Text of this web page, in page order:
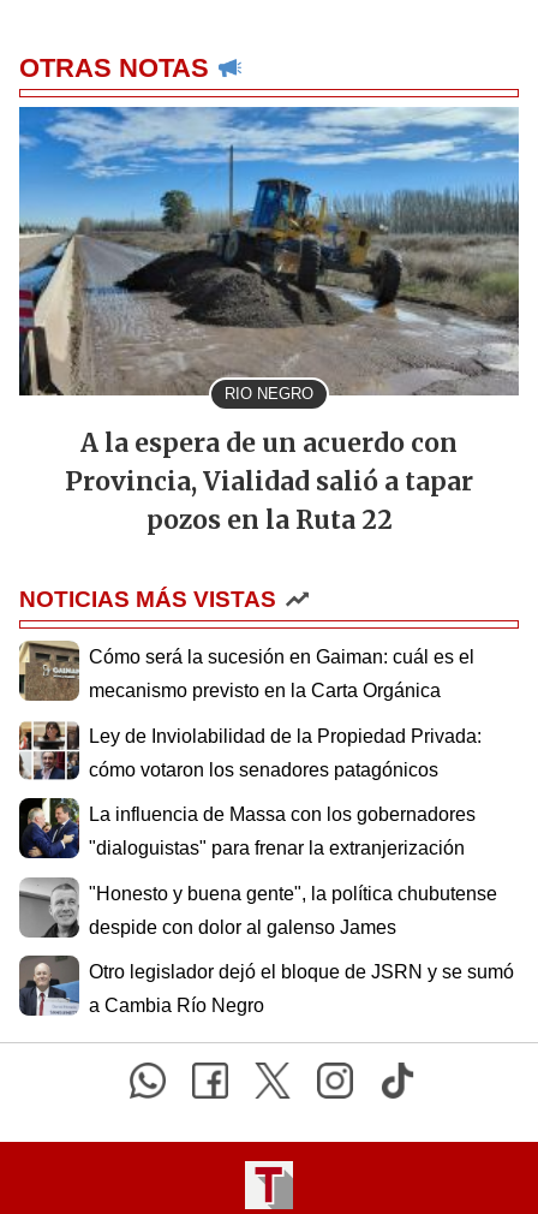
OTRAS NOTAS
RIO NEGRO
A la espera de un acuerdo con
Provincia, Vialidad salió a tapar
pozos en la Ruta 22
NOTICIAS MÁS VISTAS
Cómo será la sucesión en Gaiman: cuál es el
mecanismo previsto en la Carta Orgánica
Ley de Inviolabilidad de la Propiedad Privada:
cómo votaron los senadores patagónicos
La influencia de Massa con los gobernadores
"dialoguistas" para frenar la extranjerización
"Honesto y buena gente", la política chubutense
despide con dolor al galenso James
Otro legislador dejó el bloque de JSRN y se sumó
a Cambia Río Negro